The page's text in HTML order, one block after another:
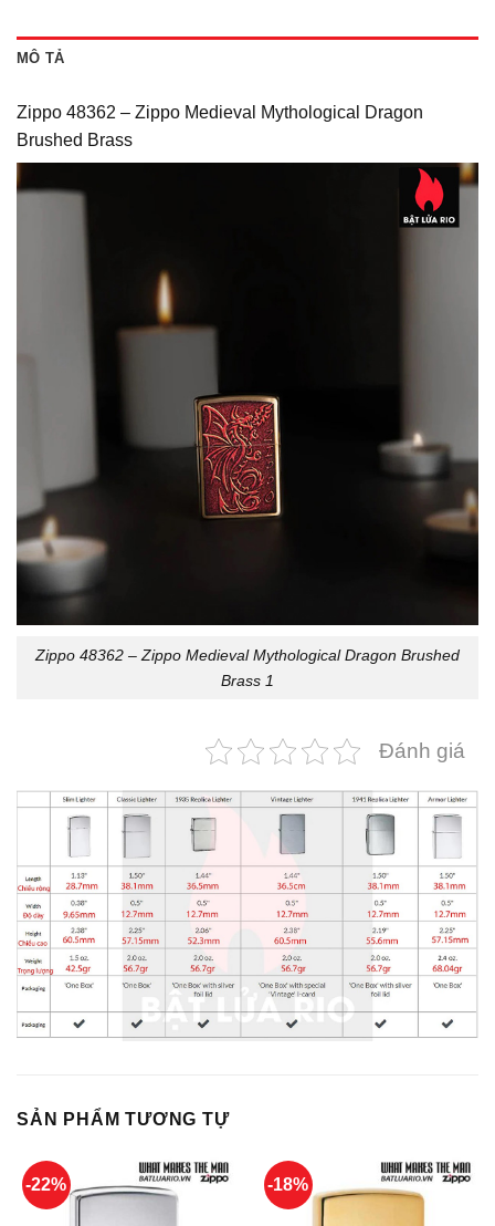
MÔ TẢ
Zippo 48362 – Zippo Medieval Mythological Dragon
Brushed Brass
Zippo 48362 – Zippo Medieval Mythological Dragon Brushed
Brass 1
Đánh giá
SẢN PHẨM TƯƠNG TỰ
-22% -18%